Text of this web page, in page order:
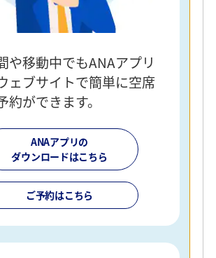
や移動中でもANAアプリ
ェブサイトで簡単に空席
約ができます。
ANAアプリの
ダウンロードはこちら
ご予約はこちら